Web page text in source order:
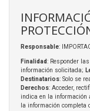
Responsable:
Finalidad: Responder
información solicitada;
Destinatarios: Solo se
Derechos: Acceder,
indica en la información
la información completa